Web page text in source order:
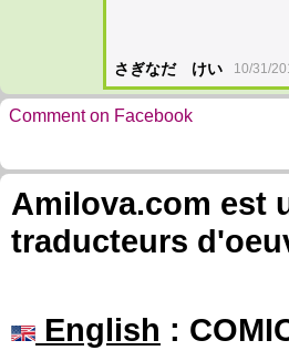
さぎなだ けい 10/31/
Comment on Facebook
Amilova.com est
traducteurs
English :